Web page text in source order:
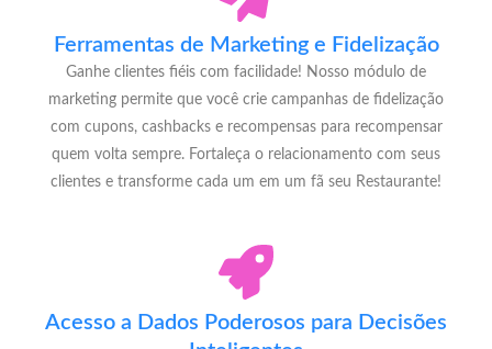
Ferramentas de Marketing e Fidelização
Ganhe clientes fiéis com facilidade! Nosso módulo de
marketing permite que você crie campanhas de fidelização
com cupons, cashbacks e recompensas para recompensar
quem volta sempre. Fortaleça o relacionamento com seus
clientes e transforme cada um em um fã seu Restaurante!
Acesso a Dados Poderosos para Decisões